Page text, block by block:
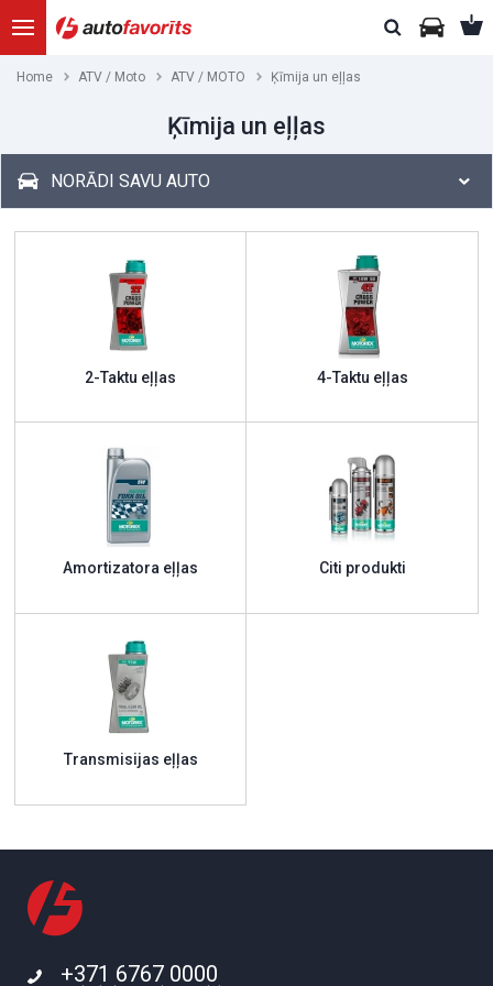
Home ATV / Moto ATV / MOTO Ķīmija un eļļas
Ķīmija un eļļas
NORĀDI SAVU AUTO
2-Taktu eļļas 4-Taktu eļļas
Amortizatora eļļas Citi produkti
Transmisijas eļļas
+371 6767 0000